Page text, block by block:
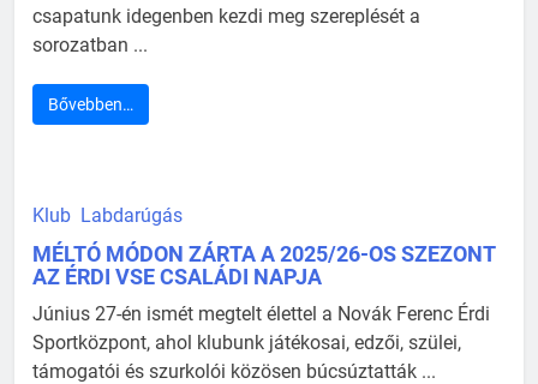
csapatunk idegenben kezdi meg szereplését a
sorozatban ...
Bővebben…
Klub Labdarúgás
MÉLTÓ MÓDON ZÁRTA A 2025/26-OS SZEZONT
AZ ÉRDI VSE CSALÁDI NAPJA
Június 27-én ismét megtelt élettel a Novák Ferenc Érdi
Sportközpont, ahol klubunk játékosai, edzői, szülei,
támogatói és szurkolói közösen búcsúztatták ...